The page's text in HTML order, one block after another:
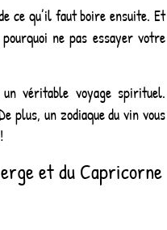
ce qu’il faut boire ensuite. Et
ne pas essayer votre
un véritable voyage spirituel.
plus, un zodiaque du vin vous
et du Capricorne